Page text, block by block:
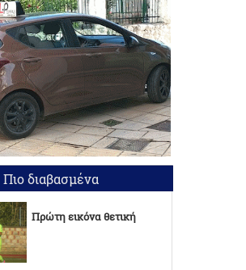
Πιο διαβασμένα
Πρώτη εικόνα θετική